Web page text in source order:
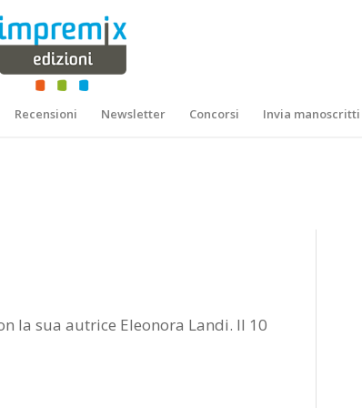
Recensioni Newsletter Concorsi Invia manoscritti
la sua autrice Eleonora Landi. Il 10